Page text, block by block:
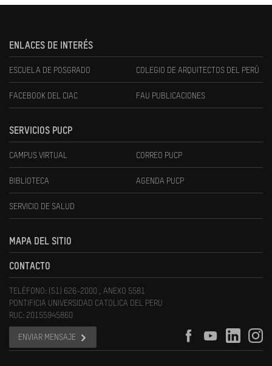
ENLACES DE INTERÉS
ESCUELA DE POSGRADO COLEGIO DE ARQUITECTOS DEL PERÚ
FACEBOOK DEL CIAC FAU PUBLICACIONES
SERVICIOS PUCP
CAMPUS VIRTUAL CORREO PUCP
BIBLIOTECA AGENDA PUCP
SERVICIO DE SALUD
MAPA DEL SITIO
CONTACTO
TELÉFONO: (51) 626-2000 , ANEXO 5581
PONTIFICIA UNIVERSIDAD CATOLICA DEL PERU
RUC: 20155945860
ENVIAR MENSAJE